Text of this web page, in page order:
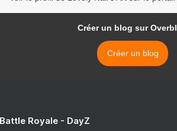
Créer un blog sur
Créer un blog
Royale - DayZ